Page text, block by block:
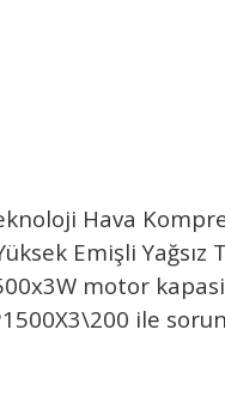
Hava
Emişli
motor
ile